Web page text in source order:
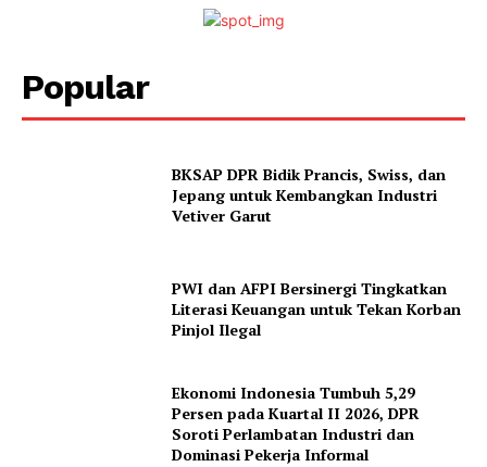
Popular
BKSAP DPR Bidik Prancis, Swiss, dan
Jepang untuk Kembangkan Industri
Vetiver Garut
PWI dan AFPI Bersinergi Tingkatkan
Literasi Keuangan untuk Tekan Korban
Pinjol Ilegal
Ekonomi Indonesia Tumbuh 5,29
Persen pada Kuartal II 2026, DPR
Soroti Perlambatan Industri dan
Dominasi Pekerja Informal